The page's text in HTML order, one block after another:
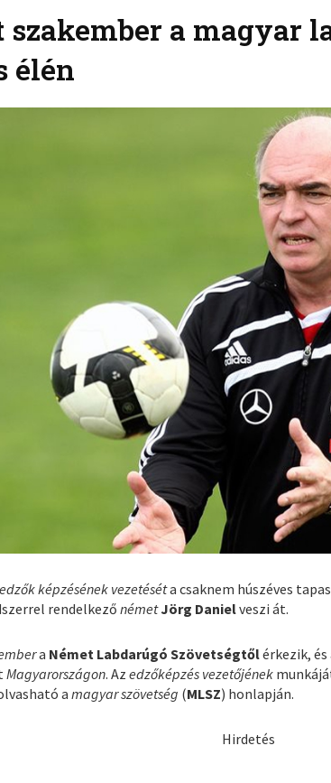
szakember a magyar
élén
képzésének vezetéséta csaknem húszéves
rendelkezőnémetJörg Danielveszi át.
a Német Labdarúgó Szövetségtőlérkezik,
Magyarországon. Azedzőképzés vezetőjének
amagyar szövetség (MLSZ) honlapján.
Hirdetés